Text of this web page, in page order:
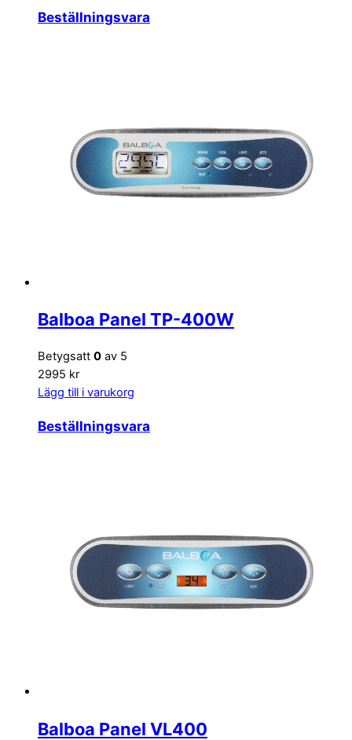
Beställningsvara
Balboa Panel TP-400W
Betygsatt 0 av 5
2995 kr
Lägg till i varukorg
Beställningsvara
Balboa Panel VL400